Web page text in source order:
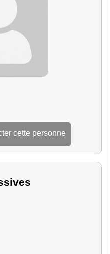
cette personne